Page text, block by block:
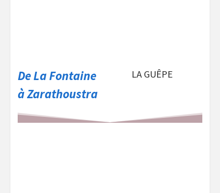
De La Fontaine
à Zarathoustra
LA GUÊPE